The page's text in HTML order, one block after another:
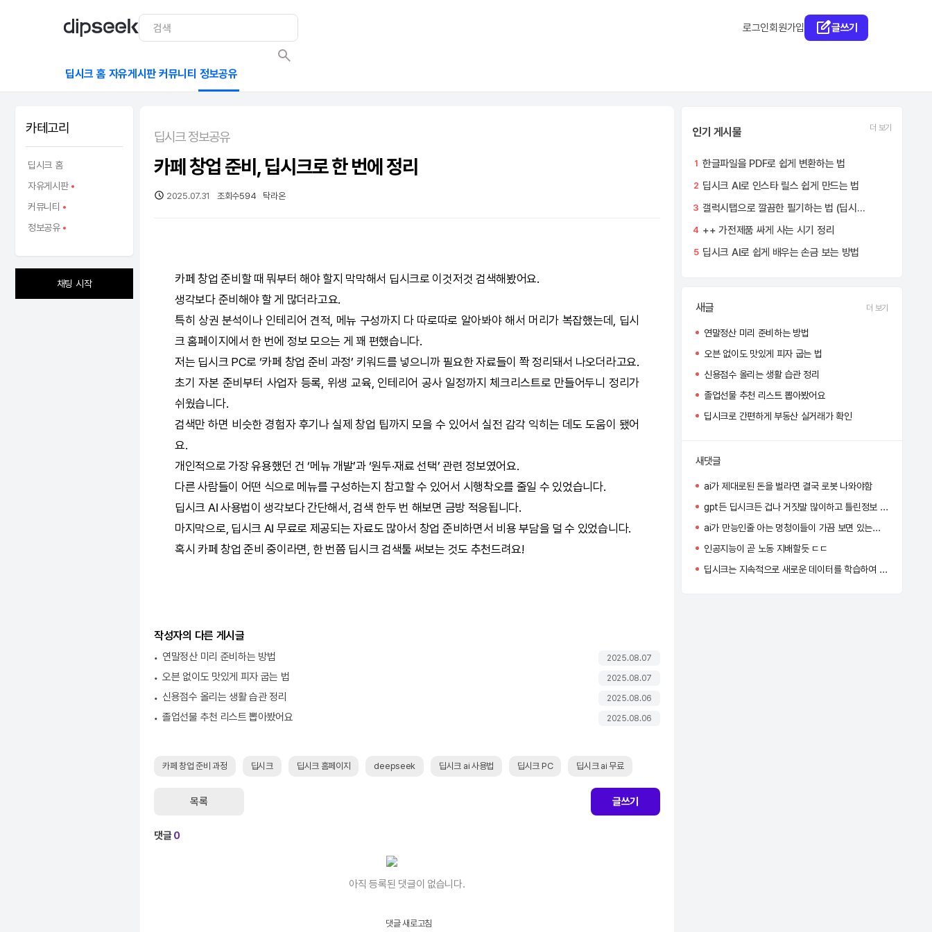
로그인회원가입 글쓰기
딥시크 홈 자유게시판 커뮤니티 정보공유
카테고리
딥시크 홈
자유게시판
커뮤니티
정보공유
채팅 시작
딥시크 정보공유
카페 창업 준비, 딥시크로 한 번에 정리
2025.07.31 조회수594 탁라온
카페 창업 준비할 때 뭐부터 해야 할지 막막해서 딥시크로 이것저것 검색해봤어요.
생각보다 준비해야 할 게 많더라고요.
특히 상권 분석이나 인테리어 견적, 메뉴 구성까지 다 따로따로 알아봐야 해서 머리가 복잡했는데, 딥시
크 홈페이지에서 한 번에 정보 모으는 게 꽤 편했습니다.
저는 딥시크 PC로 ‘카페 창업 준비 과정’ 키워드를 넣으니까 필요한 자료들이 쫙 정리돼서 나오더라고요.
초기 자본 준비부터 사업자 등록, 위생 교육, 인테리어 공사 일정까지 체크리스트로 만들어두니 정리가
쉬웠습니다.
검색만 하면 비슷한 경험자 후기나 실제 창업 팁까지 모을 수 있어서 실전 감각 익히는 데도 도움이 됐어
요.
개인적으로 가장 유용했던 건 ‘메뉴 개발’과 ‘원두·재료 선택’ 관련 정보였어요.
다른 사람들이 어떤 식으로 메뉴를 구성하는지 참고할 수 있어서 시행착오를 줄일 수 있었습니다.
딥시크 AI 사용법이 생각보다 간단해서, 검색 한두 번 해보면 금방 적응됩니다.
마지막으로, 딥시크 AI 무료로 제공되는 자료도 많아서 창업 준비하면서 비용 부담을 덜 수 있었습니다.
혹시 카페 창업 준비 중이라면, 한 번쯤 딥시크 검색툴 써보는 것도 추천드려요!
작성자의 다른 게시글
연말정산 미리 준비하는 방법 2025.08.07
오븐 없이도 맛있게 피자 굽는 법 2025.08.07
신용점수 올리는 생활 습관 정리 2025.08.06
졸업선물 추천 리스트 뽑아봤어요 2025.08.06
카페 창업 준비 과정 딥시크 딥시크 홈페이지 deepseek 딥시크 ai 사용법 딥시크 PC 딥시크 ai 무료
목록 글쓰기
댓글0
아직 등록된 댓글이 없습니다.
댓글 새로고침
인기 게시물 더 보기
1 한글파일을 PDF로 쉽게 변환하는 법
2 딥시크 AI로 인스타 릴스 쉽게 만드는 법
3 갤럭시탭으로 깔끔한 필기하는 법 (딥시크 AI 활용)
4 ++ 가전제품 싸게 사는 시기 정리
5 딥시크 AI로 쉽게 배우는 손금 보는 방법
새글 더 보기
연말정산 미리 준비하는 방법
오븐 없이도 맛있게 피자 굽는 법
신용점수 올리는 생활 습관 정리
졸업선물 추천 리스트 뽑아봤어요
딥시크로 간편하게 부동산 실거래가 확인
새댓글
ai가 제대로된 돈을 벌라면 결국 로봇 나와야함
gpt든 딥시크든 겁나 거짓말 많이하고 틀린정보 줘서 별로임
ai가 만능인줄 아는 멍청이들이 가끔 보면 있는데 사람 지능이 엄청 똑똑한걸 알아야한다
인공지능이 곧 노동 지배할듯 ㄷㄷ
딥시크는 지속적으로 새로운 데이터를 학습하여 자신의 성능을 얼마나 개선하고 있어?